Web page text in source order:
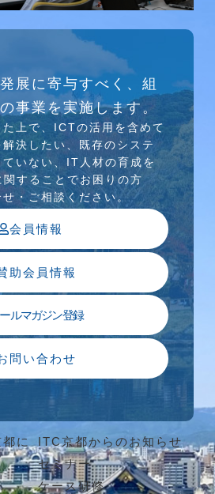
研究会、WEB/SNS研究会を
展に寄与すべく、組
事業を実施します。
上で、ICTの活⽤を含めて
決したい、既存のシステ
いない、IT⼈材の育成を
することでお困りの⽅
・ご相談ください。
会員情報
助会員情報
ールマガジン登録
問い合わせ
に
ITC京都からのお知らせ
セミナー
ケース研修